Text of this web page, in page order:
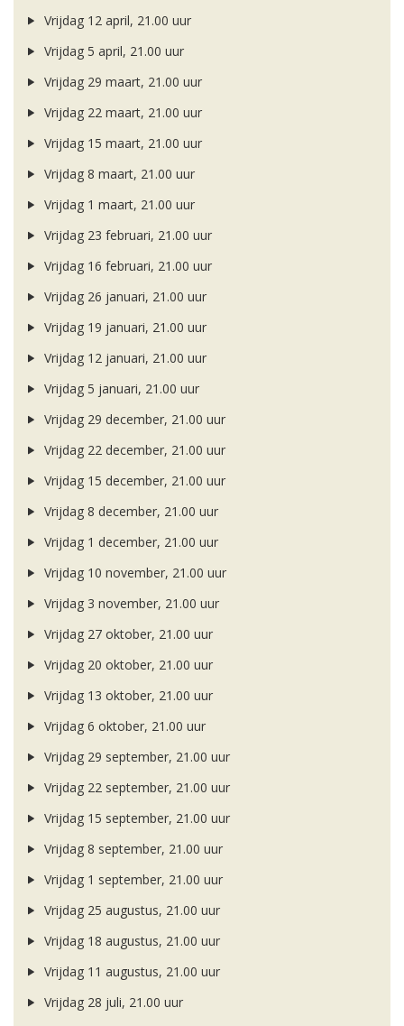
Vrijdag 12 april, 21.00 uur
Vrijdag 5 april, 21.00 uur
Vrijdag 29 maart, 21.00 uur
Vrijdag 22 maart, 21.00 uur
Vrijdag 15 maart, 21.00 uur
Vrijdag 8 maart, 21.00 uur
Vrijdag 1 maart, 21.00 uur
Vrijdag 23 februari, 21.00 uur
Vrijdag 16 februari, 21.00 uur
Vrijdag 26 januari, 21.00 uur
Vrijdag 19 januari, 21.00 uur
Vrijdag 12 januari, 21.00 uur
Vrijdag 5 januari, 21.00 uur
Vrijdag 29 december, 21.00 uur
Vrijdag 22 december, 21.00 uur
Vrijdag 15 december, 21.00 uur
Vrijdag 8 december, 21.00 uur
Vrijdag 1 december, 21.00 uur
Vrijdag 10 november, 21.00 uur
Vrijdag 3 november, 21.00 uur
Vrijdag 27 oktober, 21.00 uur
Vrijdag 20 oktober, 21.00 uur
Vrijdag 13 oktober, 21.00 uur
Vrijdag 6 oktober, 21.00 uur
Vrijdag 29 september, 21.00 uur
Vrijdag 22 september, 21.00 uur
Vrijdag 15 september, 21.00 uur
Vrijdag 8 september, 21.00 uur
Vrijdag 1 september, 21.00 uur
Vrijdag 25 augustus, 21.00 uur
Vrijdag 18 augustus, 21.00 uur
Vrijdag 11 augustus, 21.00 uur
Vrijdag 28 juli, 21.00 uur